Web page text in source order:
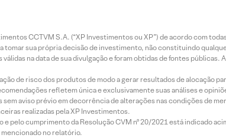
CCTVM S.A. (“XP Investimentos ou XP”) de acordo com
tomar sua própria decisão de investimento, não constituindo
na data de sua divulgação e foram obtidas de fontes
de risco dos produtos de modo a gerar resultados de alocação
refletem única e exclusivamente suas análises e
aviso prévio em decorrência de alterações nas condições de
realizadas pela XP Investimentos.
pelo cumprimento da Resolução CVM nº 20/2021 está indicado
no relatório.